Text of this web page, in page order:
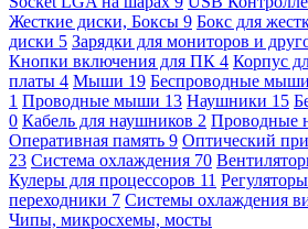
Жесткие диски, Боксы 9 Бокс для
диски 5 Зарядки для мониторов и
Кнопки включения для ПК 4 Корпус
платы 4 Мыши 19 Беспроводные мыши
1 Проводные мыши 13 Наушники 15
0 Кабель для наушников 2 Проводные
Оперативная память 9 Оптический
23 Система охлаждения 70
Кулеры для процессоров 11
переходники 7 Системы охлаждения
Чипы, микросхемы, мосты